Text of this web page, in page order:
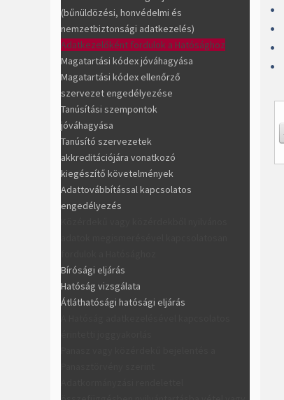
(bűnüldözési, honvédelmi és
nemzetbiztonsági adatkezelés)
Adatkezelőként fordulok a Hatósághoz
Magatartási kódex jóváhagyása
Magatartási kódex ellenőrző
szervezet engedélyezése
Tanúsítási szempontok
jóváhagyása
Tanúsító szervezetek
akkreditációjára vonatkozó
kiegészítő követelmények
Adattovábbítással kapcsolatos
engedélyezés
Bírósági eljárás
Hatóság vizsgálata
Átláthatósági hatósági eljárás